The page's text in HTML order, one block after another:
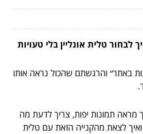
לבחור טלית אונליין בלי טעויות
באתר״ והרגשתם שהכול נראה אותו
מראה תמונות יפות, צריך לדעת מה
לצאת מהקנייה הזאת עם טלית